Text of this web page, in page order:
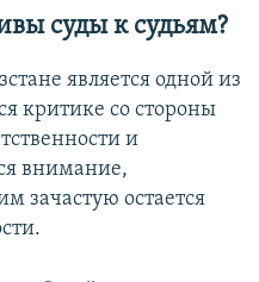
суды к судьям?
является одной из
критике со стороны
и
внимание,
зачастую остается